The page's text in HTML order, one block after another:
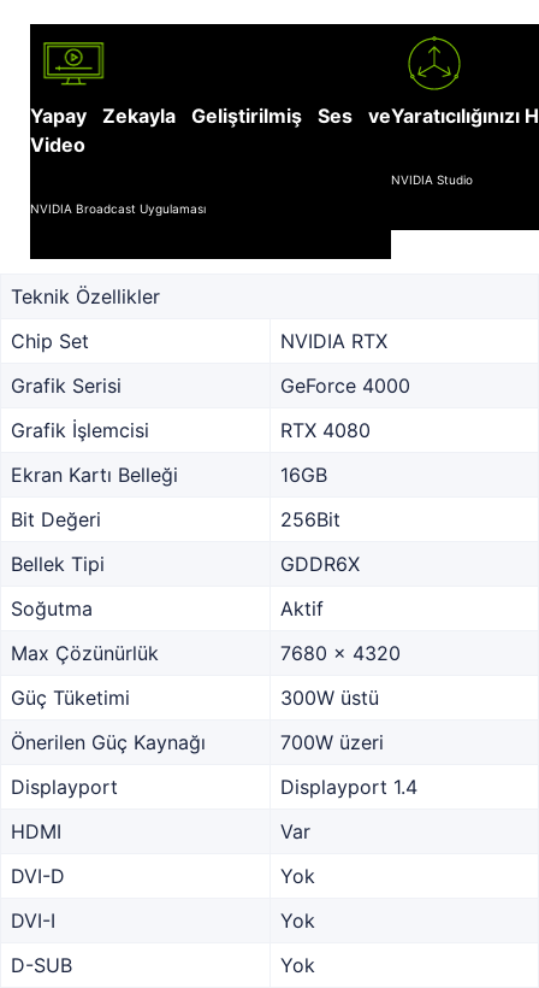
Yapay Zekayla Geliştirilmiş Ses ve
Video
NVIDIA Broadcast Uygulaması
Yaratıcılığınızı
NVIDIA Studio
Teknik Özellikler
Chip Set
NVIDIA RTX
Grafik Serisi
GeForce 4000
Grafik İşlemcisi
RTX 4080
Ekran Kartı Belleği
16GB
Bit Değeri
256Bit
Bellek Tipi
GDDR6X
Soğutma
Aktif
Max Çözünürlük
7680 x 4320
Güç Tüketimi
300W üstü
Önerilen Güç Kaynağı
700W üzeri
Displayport
Displayport 1.4
HDMI
Var
DVI-D
Yok
DVI-I
Yok
D-SUB
Yok